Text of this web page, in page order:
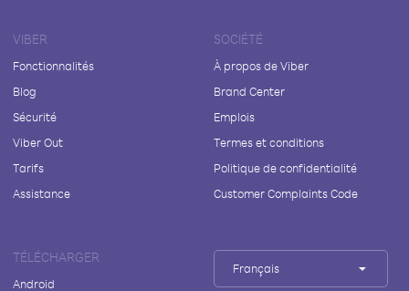
VIBER
Fonctionnalités
Blog
Sécurité
Viber Out
Tarifs
Assistance
SOCIÉTÉ
À propos de Viber
Brand Center
Emplois
Termes et conditions
Politique de confidentialité
Customer Complaints Code
TÉLÉCHARGER
Android
Français